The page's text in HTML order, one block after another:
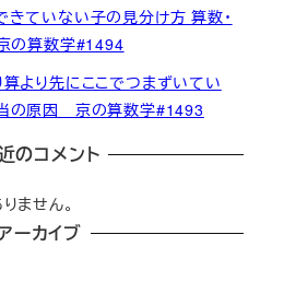
ていない子の見分け方 算数・
の算数学#1494
より先にここでつまずいてい
の原因 京の算数学#1493
のコメント
ません。
ーカイブ